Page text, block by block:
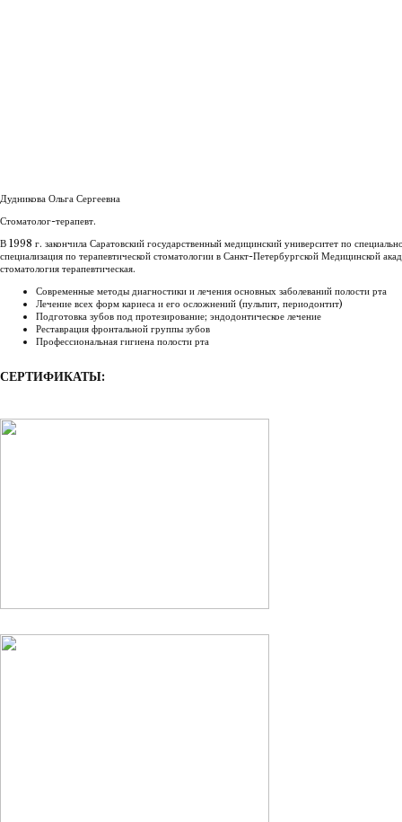
Дудникова Ольга Сергеевна
Стоматолог-терапевт.
В 1998 г. закончила Саратовский государственный медицинский университет по
специализация по терапевтической стоматологии в Санкт-Петербургской Медицинской
стоматология терапевтическая.
Современные методы диагностики и лечения основных заболеваний полости рта
Лечение всех форм кариеса и его осложнений (пульпит, периодонтит)
Подготовка зубов под протезирование; эндодонтическое лечение
Реставрация фронтальной группы зубов
Профессиональная гигиена полости рта
СЕРТИФИКАТЫ: